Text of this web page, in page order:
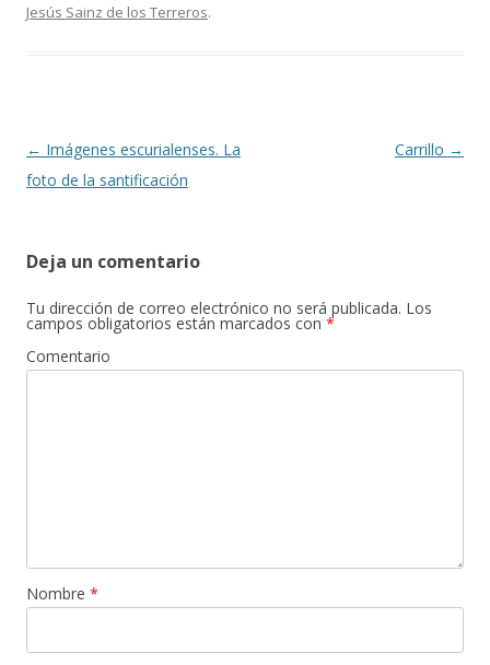
Jesús Sainz de los Terreros.
Navegación
de
← Imágenes escurialenses. La
foto de la santificación
Carrillo →
Deja un comentario
Tu dirección de correo electrónico no será publicada. Los
campos obligatorios están marcados con *
Comentario
Nombre *